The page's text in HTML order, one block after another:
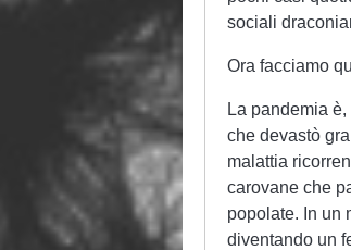
sociali
Ora facciamo
La pandemia
che devastò
malattia
carovane che
popolate. In un
diventando un